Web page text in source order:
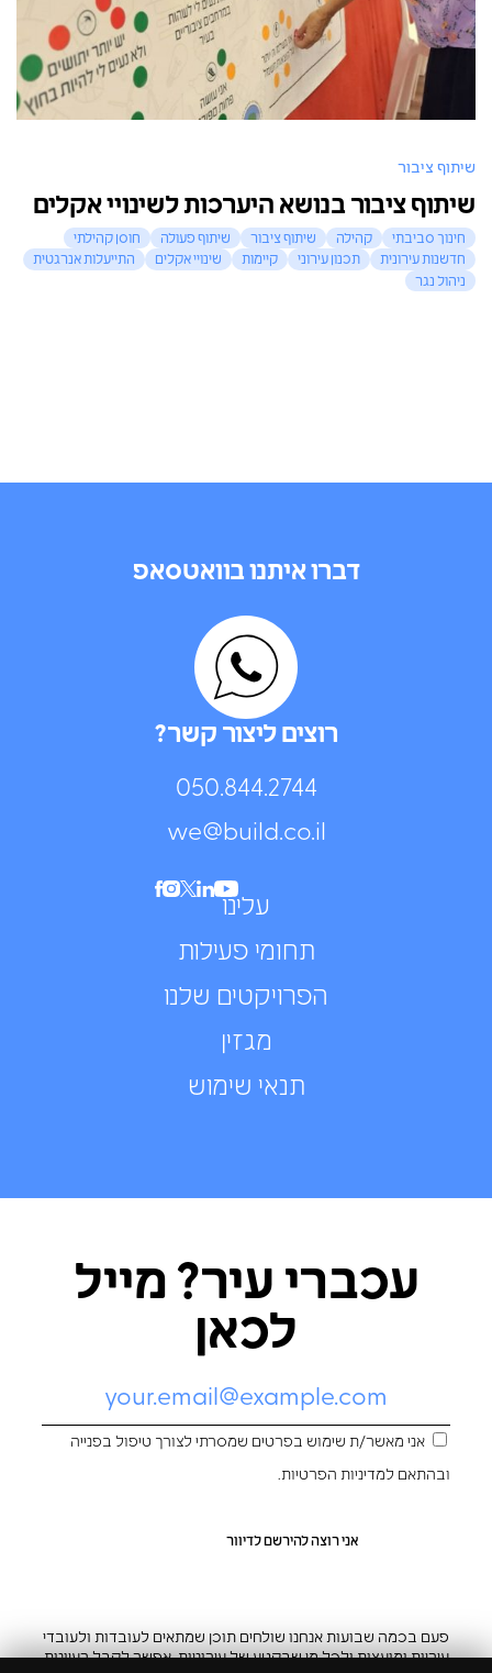
שיתוף ציבור
שיתוף ציבור בנושא היערכות לשינויי אקלים
חינוך סביבתי קהילה שיתוף ציבור שיתוף פעולה
חוסן קהילתי
חדשנות עירונית
תכנון עירוני קיימות שינויי אקלים
התייעלות אנרגטית
ניהול נגר
עלינו
תחומי פעילות
הפרויקטים שלנו
מגזין
תנאי שימוש
דברו איתנו בוואטסאפ
רוצים ליצור קשר?
050.844.2744⁩
we@build.co.il
עכברי עיר? מייל
לכאן
אני מאשר/ת שימוש בפרטים שמסרתי לצורך טיפול בפנייה